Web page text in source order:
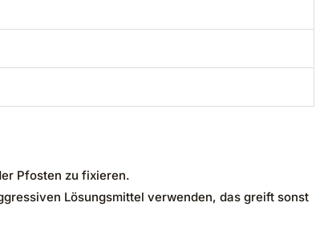
Pfosten zu fixieren.
Lösungsmittel verwenden, das greift sonst